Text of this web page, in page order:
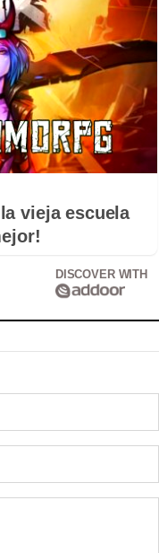
vieja escuela
DISCOVER WITH